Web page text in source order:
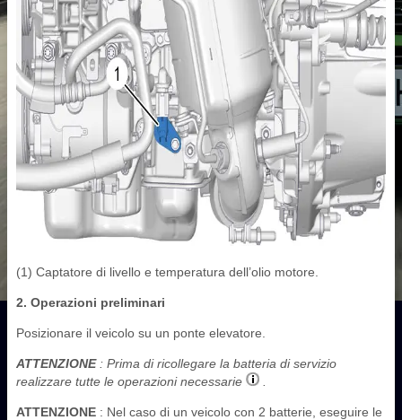
(1) Captatore di livello e temperatura dell’olio motore.
2. Operazioni preliminari
Posizionare il veicolo su un ponte elevatore.
ATTENZIONE: Prima di ricollegare la batteria di servizio
realizzare tutte le operazioni necessarie
ATTENZIONE : Nel caso di un veicolo con 2 batterie, eseguire le